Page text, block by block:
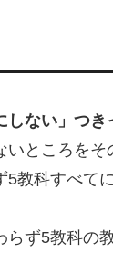
ない」つき
ところを
教科すべて
ず5教科の